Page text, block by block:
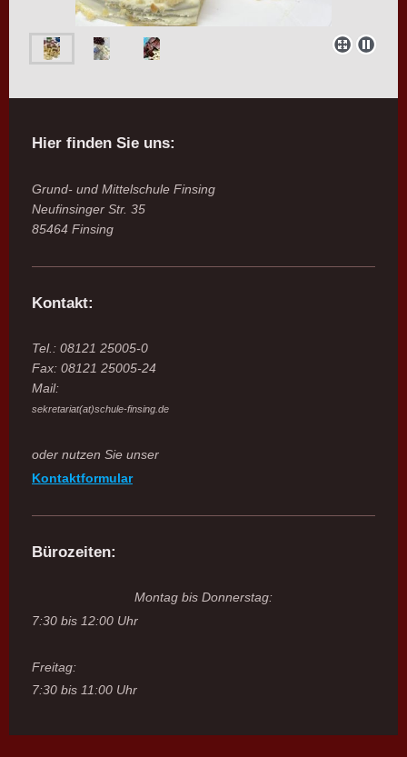
Hier finden Sie uns:
Grund- und Mittelschule Finsing
Neufinsinger Str. 35
85464 Finsing
Kontakt:
Tel.: 08121 25005-0
Fax: 08121 25005-24
Mail:
sekretariat(at)schule-finsing.de
oder nutzen Sie unser
Kontaktformular
Bürozeiten:
Montag bis Donnerstag:
7:30 bis 12:00 Uhr
Freitag:
7:30 bis 11:00 Uhr